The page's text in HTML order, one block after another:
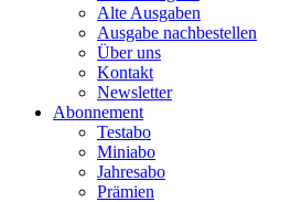
Alte Ausgaben
Ausgabe nachbestellen
Über uns
Kontakt
Newsletter
Abonnement
Testabo
Miniabo
Jahresabo
Prämien